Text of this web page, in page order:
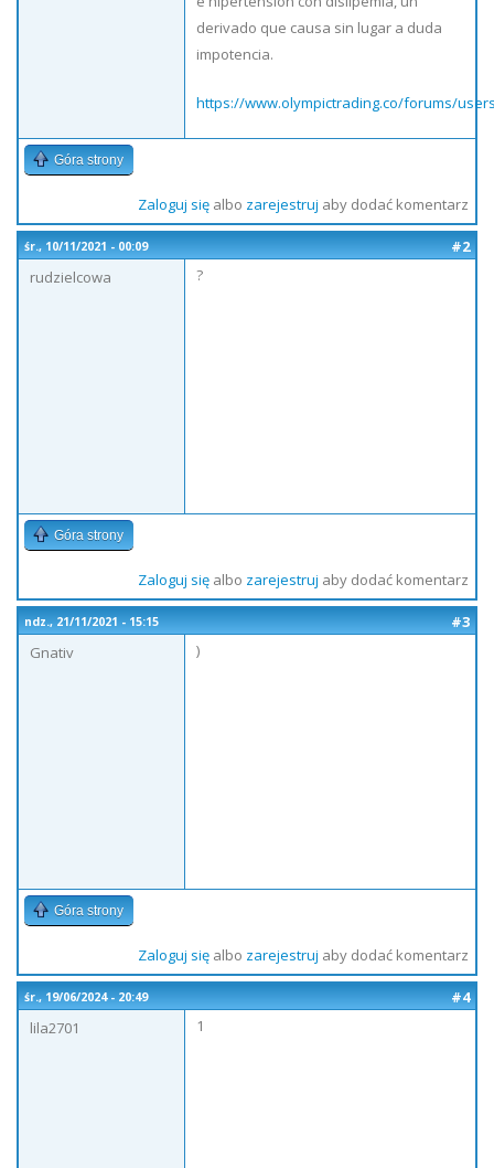
derivado que causa sin lugar a duda
impotencia.
https://www.olympictrading.co/forums/
Góra strony
Zaloguj sięalbo zarejestruj aby dodać komentarz
śr., 10/11/2021 - 00:09
#2
rudzielcowa
?
Góra strony
Zaloguj sięalbo zarejestruj aby dodać komentarz
ndz., 21/11/2021 - 15:15
#3
Gnativ
)
Góra strony
Zaloguj sięalbo zarejestruj aby dodać komentarz
śr., 19/06/2024 - 20:49
#4
lila2701
1